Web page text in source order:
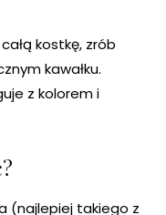
kostkę, zrób
kawałku.
z kolorem i
(najlepiej takiego z